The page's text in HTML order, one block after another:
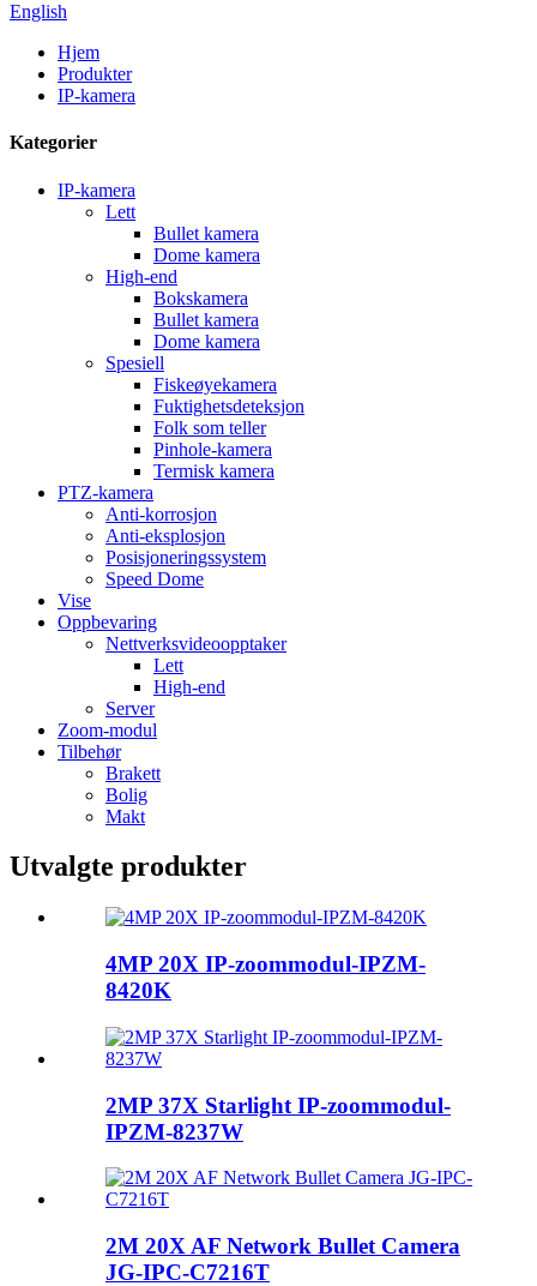
English
Hjem
Produkter
IP-kamera
Kategorier
IP-kamera
Lett
Bullet kamera
Dome kamera
High-end
Bokskamera
Bullet kamera
Dome kamera
Spesiell
Fiskeøyekamera
Fuktighetsdeteksjon
Folk som teller
Pinhole-kamera
Termisk kamera
PTZ-kamera
Anti-korrosjon
Anti-eksplosjon
Posisjoneringssystem
Speed ​​Dome
Vise
Oppbevaring
Nettverksvideoopptaker
Lett
High-end
Server
Zoom-modul
Tilbehør
Brakett
Bolig
Makt
Utvalgte produkter
4MP 20X IP-zoommodul-IPZM-
8420K
2MP 37X Starlight IP-zoommodul-
IPZM-8237W
2M 20X AF Network Bullet Camera
JG-IPC-C7216T